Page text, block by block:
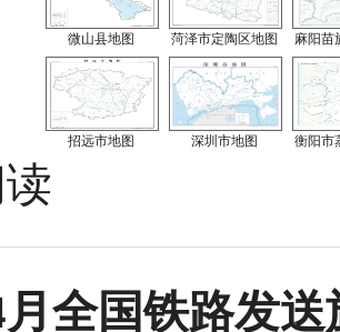
微山县地图 菏泽市定陶区地图 麻阳苗
招远市地图 深圳市地图 衡阳市
月全国铁路发